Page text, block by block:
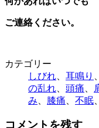
ご連絡ください。
カテゴリー
しびれ
耳鳴り
の乱れ
頭痛
み
膝痛 不眠
コメントを残す